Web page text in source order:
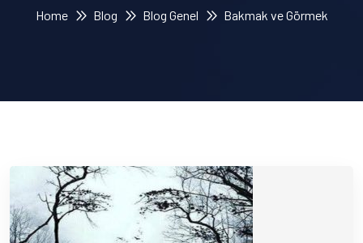
Home Blog Blog Genel Bakmak ve Görmek